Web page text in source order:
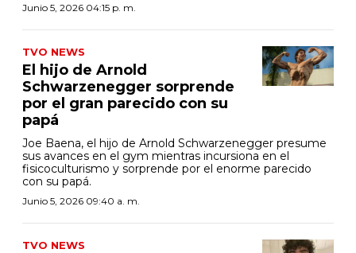
Junio 5, 2026 04:15 p. m.
TVO NEWS
El hijo de Arnold
Schwarzenegger sorprende
por el gran parecido con su
papá
Joe Baena, el hijo de Arnold Schwarzenegger presume
sus avances en el gym mientras incursiona en el
fisicoculturismo y sorprende por el enorme parecido
con su papá.
Junio 5, 2026 09:40 a. m.
TVO NEWS